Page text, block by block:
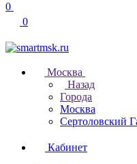
0
0
Москва
Назад
Города
Москва
Сертоловский
Кабинет